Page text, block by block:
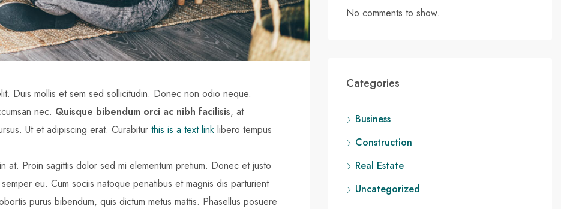
Duis mollis et sem sed sollicitudin. Donec non odio neque.
nec. Quisque bibendum orci ac nibh facilisis, at
Ut et adipiscing erat. Curabitur this is a text link libero tempus
at. Proin sagittis dolor sed mi elementum pretium. Donec et justo
eu. Cum sociis natoque penatibus et magnis dis parturient
purus bibendum, quis dictum metus mattis. Phasellus posuere
No comments to show.
Categories
Business
Construction
Real Estate
Uncategorized